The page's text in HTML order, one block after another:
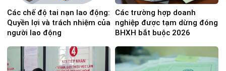
Các chế độ tai nạn lao động:
Quyền lợi và trách nhiệm của
người lao động
Các trường hợp doanh
nghiệp được tạm dừng đóng
BHXH bắt buộc 2026